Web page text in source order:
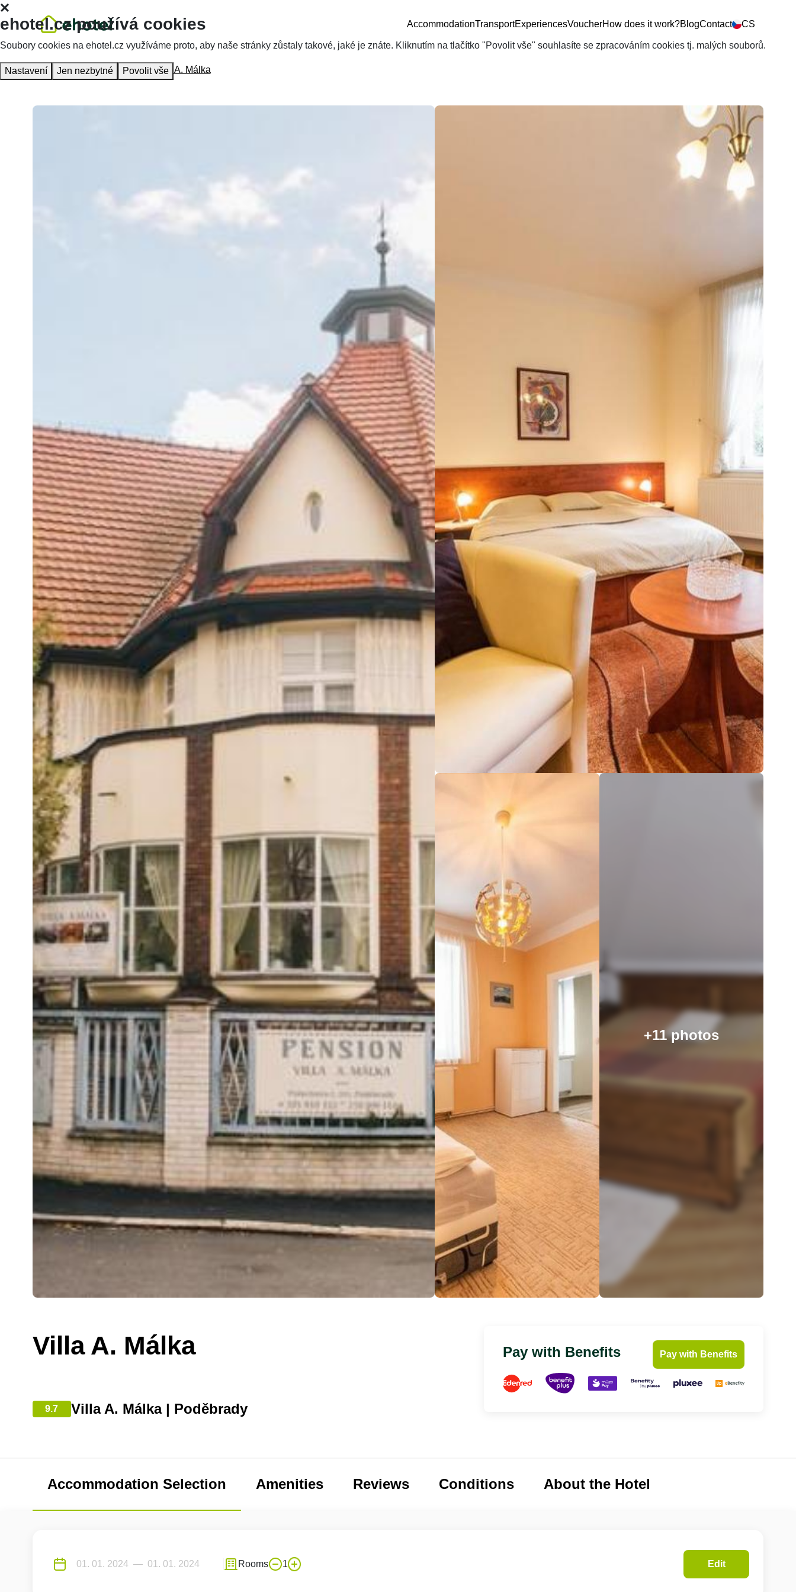
AccommodationTransportExperiencesVoucherHow does it work?BlogContact CS
Homepage Accommodation Villa A. Málka
+11 photos
Villa A. Málka
9.7 Villa A. Málka | Poděbrady
Pay with Benefits Pay with Benefits
Accommodation Selection Amenities Reviews Conditions About the Hotel
Rooms 1 Edit
ehotel.cz používá cookies
Soubory cookies na ehotel.cz využíváme proto, aby naše stránky zůstaly takové, jaké je znáte. Kliknutím na tlačítko "Povolit vše" souhlasíte se zpracováním cookies tj. malých souborů.
Nastavení Jen nezbytné Povolit vše